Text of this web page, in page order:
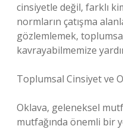
cinsiyetle değil, farklı
normların çatışma
gözlemlemek,
kavrayabilmemize
Toplumsal Cinsiyet ve
Oklava, geleneksel
mutfağında önemli bir